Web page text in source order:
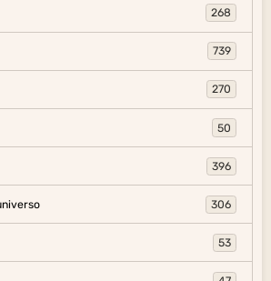
268
739
270
50
396
306
53